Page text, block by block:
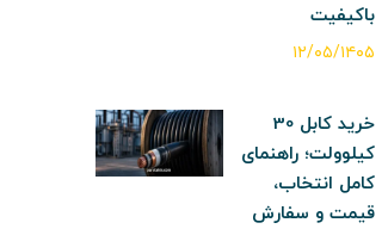
باکیفیت
۱۲/۰۵/۱۴۰۵
خرید کابل 30
کیلوولت؛ راهنمای
کامل انتخاب،
قیمت و سفارش